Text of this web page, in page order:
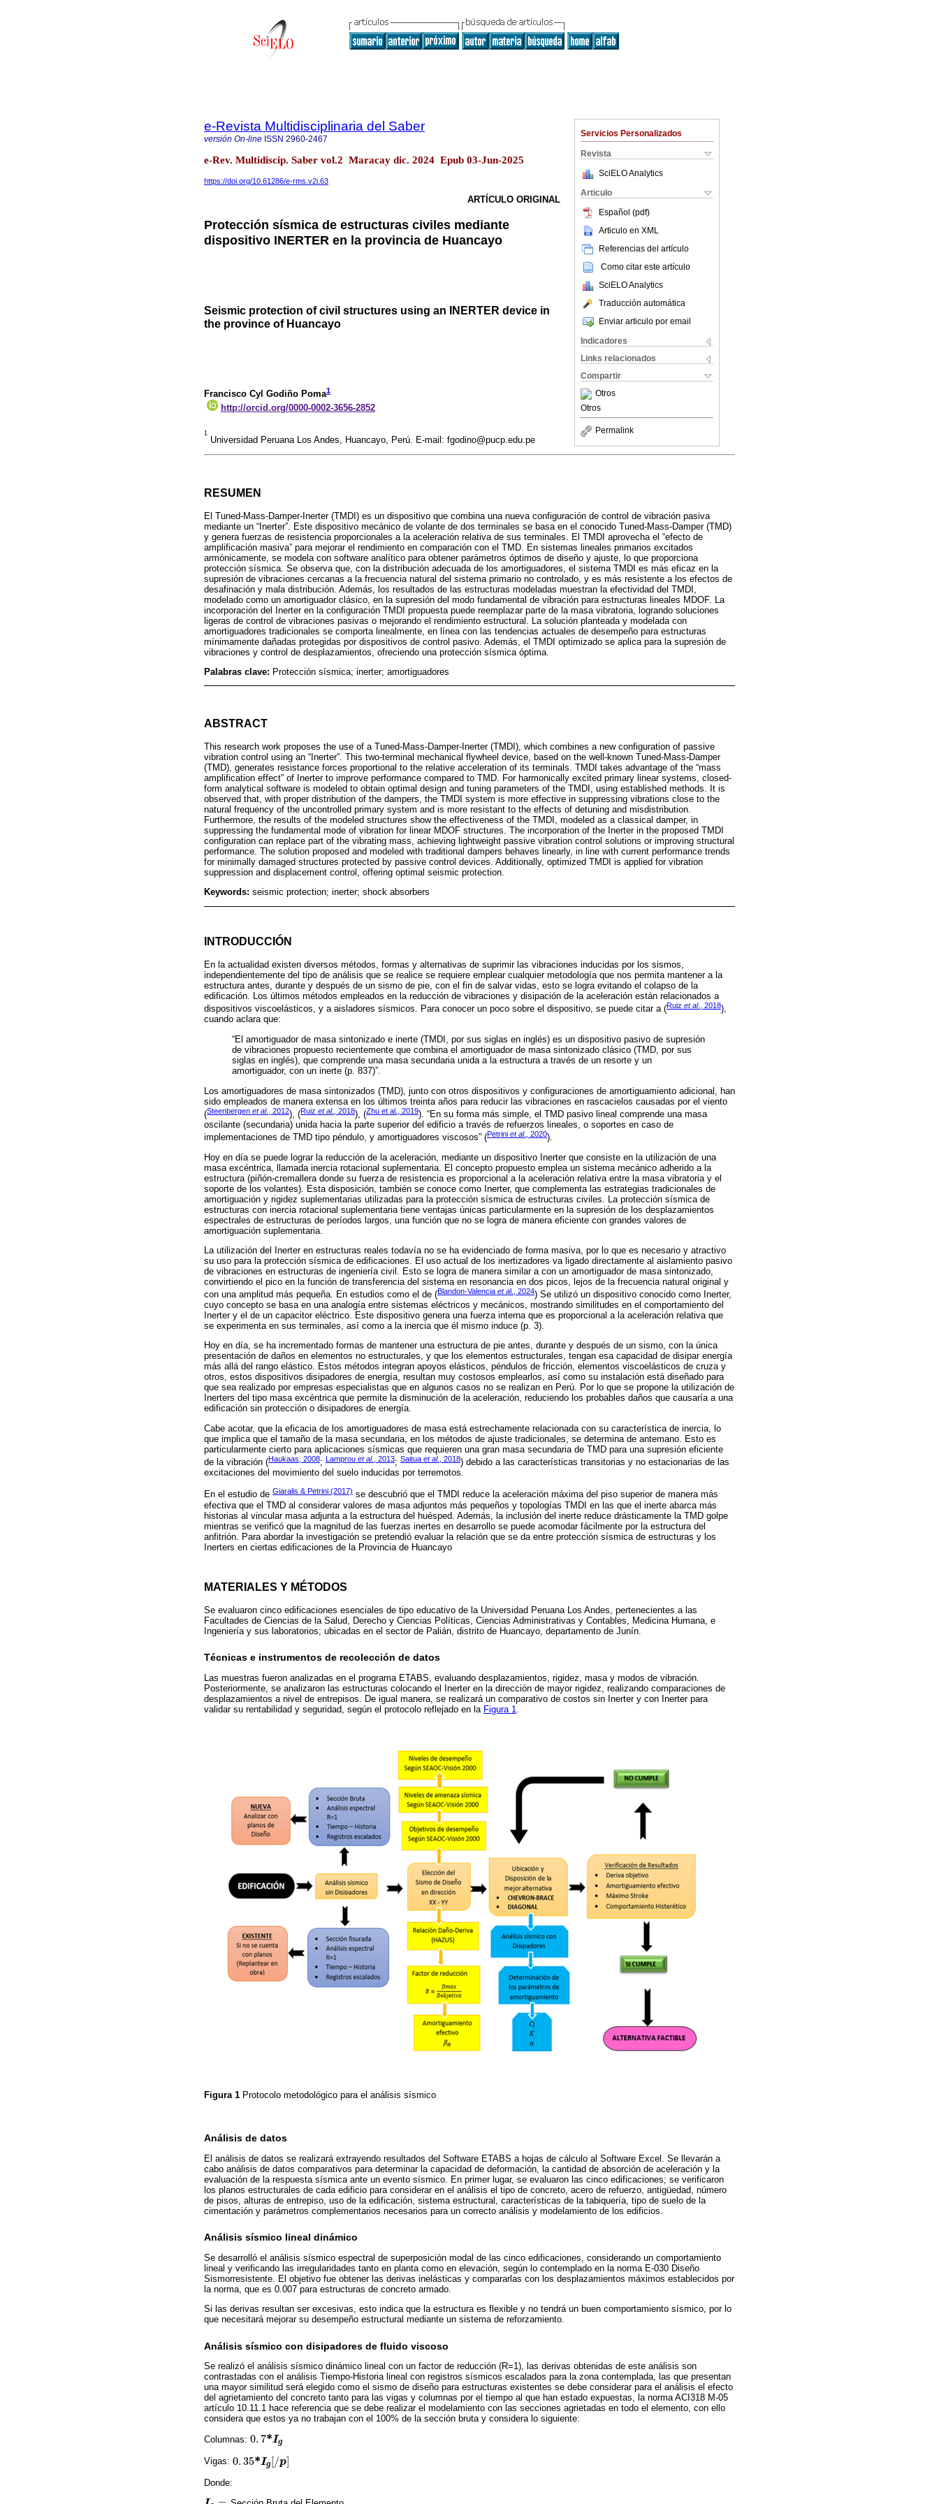
Servicios Personalizados
Revista
SciELO Analytics
Articulo
Español (pdf)
Articulo en XML
Referencias del artículo
Como citar este artículo
SciELO Analytics
Traducción automática
Enviar articulo por email
Indicadores
Links relacionados
Compartir
Otros
Otros
Permalink
e-Revista Multidisciplinaria del Saber
versión On-line ISSN 2960-2467
e-Rev. Multidiscip. Saber vol.2 Maracay dic. 2024 Epub 03-Jun-2025
https://doi.org/10.61286/e-rms.v2i.63
ARTÍCULO ORIGINAL
Protección sísmica de estructuras civiles mediante
dispositivo INERTER en la provincia de Huancayo
Seismic protection of civil structures using an INERTER device in
the province of Huancayo
Francisco Cyl Godiño Poma1
http://orcid.org/0000-0002-3656-2852
1
Universidad Peruana Los Andes, Huancayo, Perú. E-mail: fgodino@pucp.edu.pe
RESUMEN
El Tuned-Mass-Damper-Inerter (TMDI) es un dispositivo que combina una nueva configuración de control de vibración pasiva
mediante un “Inerter”. Este dispositivo mecánico de volante de dos terminales se basa en el conocido Tuned-Mass-Damper (TMD)
y genera fuerzas de resistencia proporcionales a la aceleración relativa de sus terminales. El TMDI aprovecha el “efecto de
amplificación masiva” para mejorar el rendimiento en comparación con el TMD. En sistemas lineales primarios excitados
armónicamente, se modela con software analítico para obtener parámetros óptimos de diseño y ajuste, lo que proporciona
protección sísmica. Se observa que, con la distribución adecuada de los amortiguadores, el sistema TMDI es más eficaz en la
supresión de vibraciones cercanas a la frecuencia natural del sistema primario no controlado, y es más resistente a los efectos de
desafinación y mala distribución. Además, los resultados de las estructuras modeladas muestran la efectividad del TMDI,
modelado como un amortiguador clásico, en la supresión del modo fundamental de vibración para estructuras lineales MDOF. La
incorporación del Inerter en la configuración TMDI propuesta puede reemplazar parte de la masa vibratoria, logrando soluciones
ligeras de control de vibraciones pasivas o mejorando el rendimiento estructural. La solución planteada y modelada con
amortiguadores tradicionales se comporta linealmente, en línea con las tendencias actuales de desempeño para estructuras
mínimamente dañadas protegidas por dispositivos de control pasivo. Además, el TMDI optimizado se aplica para la supresión de
vibraciones y control de desplazamientos, ofreciendo una protección sísmica óptima.
Palabras clave: Protección sísmica; inerter; amortiguadores
ABSTRACT
This research work proposes the use of a Tuned-Mass-Damper-Inerter (TMDI), which combines a new configuration of passive
vibration control using an “Inerter”. This two-terminal mechanical flywheel device, based on the well-known Tuned-Mass-Damper
(TMD), generates resistance forces proportional to the relative acceleration of its terminals. TMDI takes advantage of the “mass
amplification effect” of Inerter to improve performance compared to TMD. For harmonically excited primary linear systems, closed-
form analytical software is modeled to obtain optimal design and tuning parameters of the TMDI, using established methods. It is
observed that, with proper distribution of the dampers, the TMDI system is more effective in suppressing vibrations close to the
natural frequency of the uncontrolled primary system and is more resistant to the effects of detuning and misdistribution.
Furthermore, the results of the modeled structures show the effectiveness of the TMDI, modeled as a classical damper, in
suppressing the fundamental mode of vibration for linear MDOF structures. The incorporation of the Inerter in the proposed TMDI
configuration can replace part of the vibrating mass, achieving lightweight passive vibration control solutions or improving structural
performance. The solution proposed and modeled with traditional dampers behaves linearly, in line with current performance trends
for minimally damaged structures protected by passive control devices. Additionally, optimized TMDI is applied for vibration
suppression and displacement control, offering optimal seismic protection.
Keywords: seismic protection; inerter; shock absorbers
INTRODUCCIÓN
En la actualidad existen diversos métodos, formas y alternativas de suprimir las vibraciones inducidas por los sismos,
independientemente del tipo de análisis que se realice se requiere emplear cualquier metodología que nos permita mantener a la
estructura antes, durante y después de un sismo de pie, con el fin de salvar vidas, esto se logra evitando el colapso de la
edificación. Los últimos métodos empleados en la reducción de vibraciones y disipación de la aceleración están relacionados a
dispositivos viscoelásticos, y a aisladores sísmicos. Para conocer un poco sobre el dispositivo, se puede citar a (Ruiz et al., 2018),
cuando aclara que:
“El amortiguador de masa sintonizado e inerte (TMDI, por sus siglas en inglés) es un dispositivo pasivo de supresión
de vibraciones propuesto recientemente que combina el amortiguador de masa sintonizado clásico (TMD, por sus
siglas en inglés), que comprende una masa secundaria unida a la estructura a través de un resorte y un
amortiguador, con un inerte (p. 837)”.
Los amortiguadores de masa sintonizados (TMD), junto con otros dispositivos y configuraciones de amortiguamiento adicional, han
sido empleados de manera extensa en los últimos treinta años para reducir las vibraciones en rascacielos causadas por el viento
(Steenbergen et al., 2012), (Ruiz et al., 2018), (Zhu et al., 2019). “En su forma más simple, el TMD pasivo lineal comprende una masa
oscilante (secundaria) unida hacia la parte superior del edificio a través de refuerzos lineales, o soportes en caso de
implementaciones de TMD tipo péndulo, y amortiguadores viscosos” (Petrini et al., 2020).
Hoy en día se puede lograr la reducción de la aceleración, mediante un dispositivo Inerter que consiste en la utilización de una
masa excéntrica, llamada inercia rotacional suplementaria. El concepto propuesto emplea un sistema mecánico adherido a la
estructura (piñón-cremallera donde su fuerza de resistencia es proporcional a la aceleración relativa entre la masa vibratoria y el
soporte de los volantes). Esta disposición, también se conoce como Inerter, que complementa las estrategias tradicionales de
amortiguación y rigidez suplementarias utilizadas para la protección sísmica de estructuras civiles. La protección sísmica de
estructuras con inercia rotacional suplementaria tiene ventajas únicas particularmente en la supresión de los desplazamientos
espectrales de estructuras de períodos largos, una función que no se logra de manera eficiente con grandes valores de
amortiguación suplementaria.
La utilización del Inerter en estructuras reales todavía no se ha evidenciado de forma masiva, por lo que es necesario y atractivo
su uso para la protección sísmica de edificaciones. El uso actual de los inertizadores va ligado directamente al aislamiento pasivo
de vibraciones en estructuras de ingeniería civil. Esto se logra de manera similar a con un amortiguador de masa sintonizado,
convirtiendo el pico en la función de transferencia del sistema en resonancia en dos picos, lejos de la frecuencia natural original y
con una amplitud más pequeña. En estudios como el de (Blandon-Valencia et al., 2024) Se utilizó un dispositivo conocido como Inerter,
cuyo concepto se basa en una analogía entre sistemas eléctricos y mecánicos, mostrando similitudes en el comportamiento del
Inerter y el de un capacitor eléctrico. Este dispositivo genera una fuerza interna que es proporcional a la aceleración relativa que
se experimenta en sus terminales, así como a la inercia que él mismo induce (p. 3).
Hoy en día, se ha incrementado formas de mantener una estructura de pie antes, durante y después de un sismo, con la única
presentación de daños en elementos no estructurales, y que los elementos estructurales, tengan esa capacidad de disipar energía
más allá del rango elástico. Estos métodos integran apoyos elásticos, péndulos de fricción, elementos viscoelásticos de cruza y
otros, estos dispositivos disipadores de energía, resultan muy costosos emplearlos, así como su instalación está diseñado para
que sea realizado por empresas especialistas que en algunos casos no se realizan en Perú. Por lo que se propone la utilización de
Inerters del tipo masa excéntrica que permite la disminución de la aceleración, reduciendo los probables daños que causaría a una
edificación sin protección o disipadores de energía.
Cabe acotar, que la eficacia de los amortiguadores de masa está estrechamente relacionada con su característica de inercia, lo
que implica que el tamaño de la masa secundaria, en los métodos de ajuste tradicionales, se determina de antemano. Esto es
particularmente cierto para aplicaciones sísmicas que requieren una gran masa secundaria de TMD para una supresión eficiente
de la vibración (Haukaas, 2008; Lamprou et al., 2013; Saitua et al., 2018) debido a las características transitorias y no estacionarias de las
excitaciones del movimiento del suelo inducidas por terremotos.
En el estudio de Giaralis & Petrini (2017) se descubrió que el TMDI reduce la aceleración máxima del piso superior de manera más
efectiva que el TMD al considerar valores de masa adjuntos más pequeños y topologías TMDI en las que el inerte abarca más
historias al vincular masa adjunta a la estructura del huésped. Además, la inclusión del inerte reduce drásticamente la TMD golpe
mientras se verificó que la magnitud de las fuerzas inertes en desarrollo se puede acomodar fácilmente por la estructura del
anfitrión. Para abordar la investigación se pretendió evaluar la relación que se da entre protección sísmica de estructuras y los
Inerters en ciertas edificaciones de la Provincia de Huancayo
MATERIALES Y MÉTODOS
Se evaluaron cinco edificaciones esenciales de tipo educativo de la Universidad Peruana Los Andes, pertenecientes a las
Facultades de Ciencias de la Salud, Derecho y Ciencias Políticas, Ciencias Administrativas y Contables, Medicina Humana, e
Ingeniería y sus laboratorios; ubicadas en el sector de Palián, distrito de Huancayo, departamento de Junín.
Técnicas e instrumentos de recolección de datos
Las muestras fueron analizadas en el programa ETABS, evaluando desplazamientos, rigidez, masa y modos de vibración.
Posteriormente, se analizaron las estructuras colocando el Inerter en la dirección de mayor rigidez, realizando comparaciones de
desplazamientos a nivel de entrepisos. De igual manera, se realizará un comparativo de costos sin Inerter y con Inerter para
validar su rentabilidad y seguridad, según el protocolo reflejado en la Figura 1.
Figura 1 Protocolo metodológico para el análisis sísmico
Análisis de datos
El análisis de datos se realizará extrayendo resultados del Software ETABS a hojas de cálculo al Software Excel. Se llevarán a
cabo análisis de datos comparativos para determinar la capacidad de deformación, la cantidad de absorción de aceleración y la
evaluación de la respuesta sísmica ante un evento sísmico. En primer lugar, se evaluaron las cinco edificaciones; se verificaron
los planos estructurales de cada edificio para considerar en el análisis el tipo de concreto, acero de refuerzo, antigüedad, número
de pisos, alturas de entrepiso, uso de la edificación, sistema estructural, características de la tabiquería, tipo de suelo de la
cimentación y parámetros complementarios necesarios para un correcto análisis y modelamiento de los edificios.
Análisis sísmico lineal dinámico
Se desarrolló el análisis sísmico espectral de superposición modal de las cinco edificaciones, considerando un comportamiento
lineal y verificando las irregularidades tanto en planta como en elevación, según lo contemplado en la norma E-030 Diseño
Sismorresistente. El objetivo fue obtener las derivas inelásticas y compararlas con los desplazamientos máximos establecidos por
la norma, que es 0.007 para estructuras de concreto armado.
Si las derivas resultan ser excesivas, esto indica que la estructura es flexible y no tendrá un buen comportamiento sísmico, por lo
que necesitará mejorar su desempeño estructural mediante un sistema de reforzamiento.
Análisis sísmico con disipadores de fluido viscoso
Se realizó el análisis sísmico dinámico lineal con un factor de reducción (R=1), las derivas obtenidas de este análisis son
contrastadas con el análisis Tiempo-Historia lineal con registros sísmicos escalados para la zona contemplada, las que presentan
una mayor similitud será elegido como el sismo de diseño para estructuras existentes se debe considerar para el análisis el efecto
del agrietamiento del concreto tanto para las vigas y columnas por el tiempo al que han estado expuestas, la norma ACI318 M-05
artículo 10.11.1 hace referencia que se debe realizar el modelamiento con las secciones agrietadas en todo el elemento, con ello
considera que estos ya no trabajan con el 100% de la sección bruta y considera lo siguiente:
Columnas: 0. 7* Ig
0. 7*Ig
Vigas: 0. 35* Ig [/p]
0. 35*Ig[/p
Donde: